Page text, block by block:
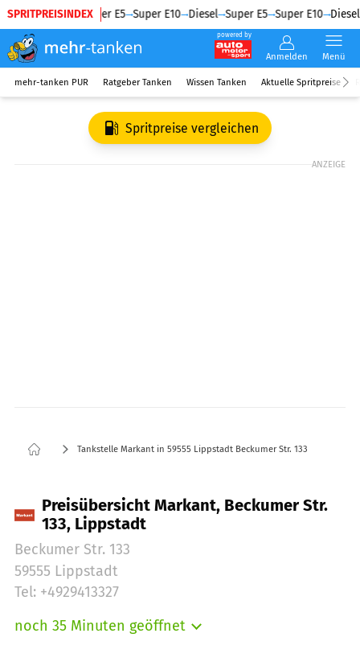
SPRITPREISINDEX
Diesel Super E5 Super E10 Diesel Super E5 Super E10 Diesel
powered by
Anmelden Menü
mehr-tanken PUR Ratgeber Tanken Wissen Tanken Aktuelle Spritpreise
Spritpreise vergleichen
ANZEIGE
Tankstelle Markant in 59555 Lippstadt Beckumer Str. 133
Preisübersicht Markant, Beckumer Str.
133, Lippstadt
Beckumer Str. 133
59555 Lippstadt
Tel: +4929413327
noch 35 Minuten geöffnet